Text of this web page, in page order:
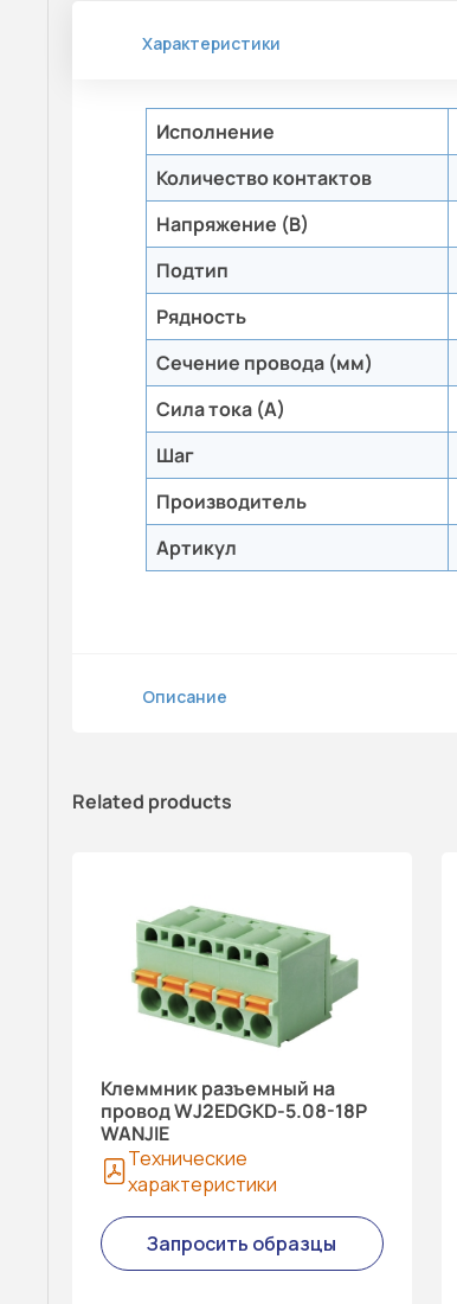
Характеристики
Исполнение
Количество контактов
Напряжение (В)
Подтип
Рядность
Сечение провода (мм)
Сила тока (А)
Шаг
Производитель
Артикул
Описание
Related products
Клеммник разъемный на
провод WJ2EDGKD-5.08-18P
WANJIE
Технические
характеристики
Запросить образцы